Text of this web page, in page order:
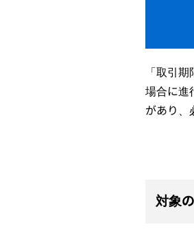
「取引
場合に進
があり、
対象